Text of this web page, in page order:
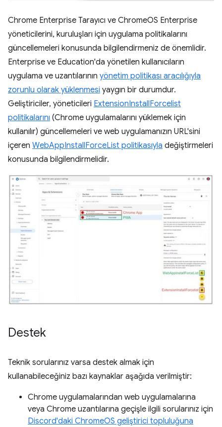
Chrome Enterprise Tarayıcı ve ChromeOS Enterprise
yöneticilerini, kuruluşları için uygulama politikalarını
güncellemeleri konusunda bilgilendirmeniz de önemlidir.
Enterprise ve Education'da yönetilen kullanıcıların
uygulama ve uzantılarının yönetim politikası aracılığıyla
zorunlu olarak yüklenmesi yaygın bir durumdur.
Geliştiriciler, yöneticileri ExtensionInstallForcelist
politikalarını (Chrome uygulamalarını yüklemek için
kullanılır) güncellemeleri ve web uygulamanızın URL'sini
içeren WebAppInstallForceList politikasıyla değiştirmeleri
konusunda bilgilendirmelidir.
Destek
Teknik sorularınız varsa destek almak için
kullanabileceğiniz bazı kaynaklar aşağıda verilmiştir:
Chrome uygulamalarından web uygulamalarına
veya Chrome uzantılarına geçişle ilgili sorularınız için
Discord'daki ChromeOS geliştirici topluluğuna